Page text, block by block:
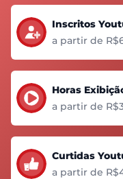
Inscritos
a partir de
Horas
a partir de
Curtidas
a partir de